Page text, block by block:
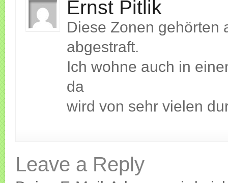
Ernst Pitlik
Diese Zonen gehörten
abgestraft.
Ich wohne auch in
da
wird von sehr vielen
Leave a Reply